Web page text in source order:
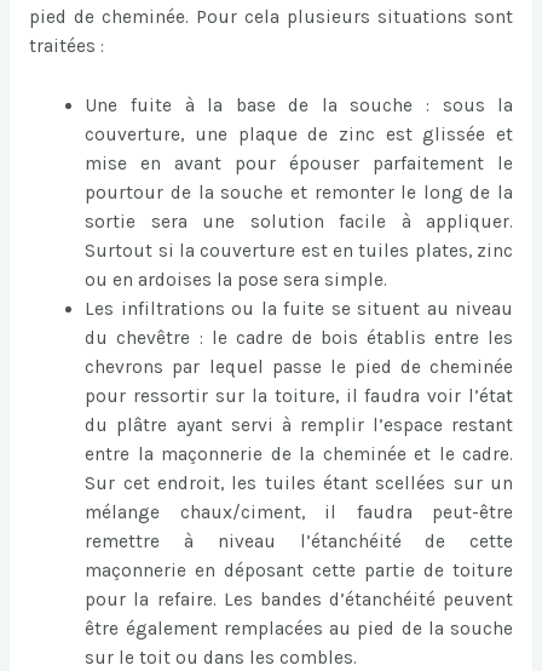
pied de cheminée. Pour cela plusieurs situations sont
traitées :
Une fuite à la base de la souche : sous la
couverture, une plaque de zinc est glissée et
mise en avant pour épouser parfaitement le
pourtour de la souche et remonter le long de la
sortie sera une solution facile à appliquer.
Surtout si la couverture est en tuiles plates, zinc
ou en ardoises la pose sera simple.
Les infiltrations ou la fuite se situent au niveau
du chevêtre : le cadre de bois établis entre les
chevrons par lequel passe le pied de cheminée
pour ressortir sur la toiture, il faudra voir l’état
du plâtre ayant servi à remplir l’espace restant
entre la maçonnerie de la cheminée et le cadre.
Sur cet endroit, les tuiles étant scellées sur un
mélange chaux/ciment, il faudra peut-être
remettre à niveau l’étanchéité de cette
maçonnerie en déposant cette partie de toiture
pour la refaire. Les bandes d’étanchéité peuvent
être également remplacées au pied de la souche
sur le toit ou dans les combles.